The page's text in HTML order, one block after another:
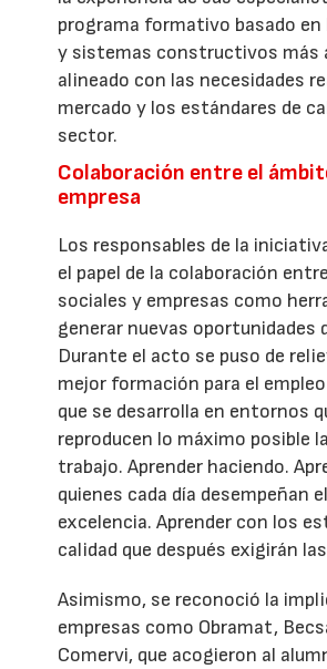
programa formativo basado
y sistemas constructivos más
alineado con las necesidades
mercado y los estándares de
sector.
Colaboración entre el
empresa
Los responsables de la
el papel de la colaboración
sociales y empresas como
generar nuevas oportunidades
Durante el acto se puso de
mejor formación para el
que se desarrolla en entornos
reproducen lo máximo posible
trabajo. Aprender haciendo.
quienes cada día desempeñan
excelencia. Aprender con los
calidad que después exigirán
Asimismo, se reconoció la
empresas como Obramat,
Comervi, que acogieron al